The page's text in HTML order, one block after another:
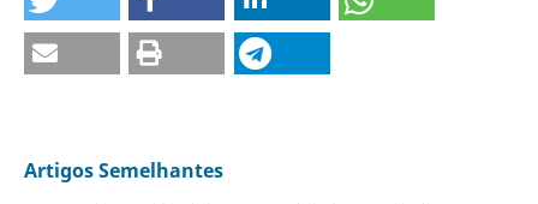
Artigos Semelhantes